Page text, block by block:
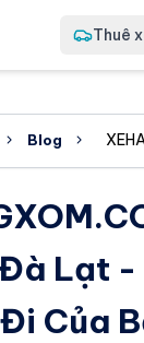
Thuê
Blog
Lạt -
Của